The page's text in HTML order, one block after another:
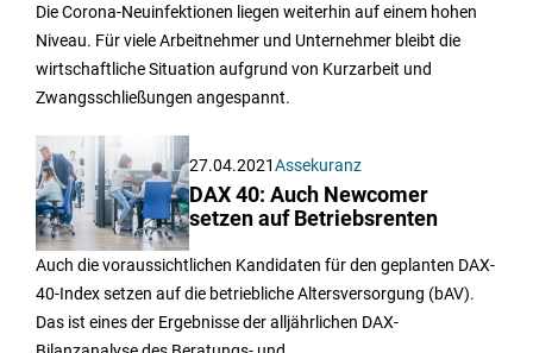
Die Corona-Neuinfektionen liegen weiterhin auf einem hohen
Niveau. Für viele Arbeitnehmer und Unternehmer bleibt die
wirtschaftliche Situation aufgrund von Kurzarbeit und
Zwangsschließungen angespannt.
27.04.2021Assekuranz
DAX 40: Auch Newcomer
setzen auf Betriebsrenten
Auch die voraussichtlichen Kandidaten für den geplanten DAX-
40-Index setzen auf die betriebliche Altersversorgung (bAV).
Das ist eines der Ergebnisse der alljährlichen DAX-